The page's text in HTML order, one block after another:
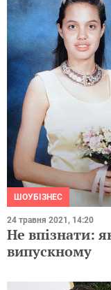
ШОУБІЗНЕС
24 травня 2021, 14:20
Не впізнати:
випускному